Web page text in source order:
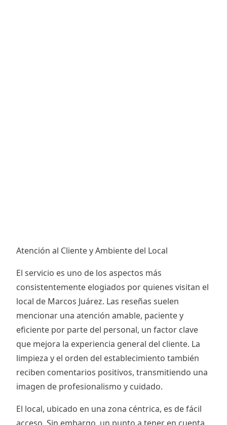
Atención al Cliente y Ambiente del Local
El servicio es uno de los aspectos más
consistentemente elogiados por quienes visitan el
local de Marcos Juárez. Las reseñas suelen
mencionar una atención amable, paciente y
eficiente por parte del personal, un factor clave
que mejora la experiencia general del cliente. La
limpieza y el orden del establecimiento también
reciben comentarios positivos, transmitiendo una
imagen de profesionalismo y cuidado.
El local, ubicado en una zona céntrica, es de fácil